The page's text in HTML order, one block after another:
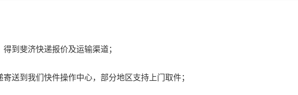
到斐济快递报价及运输渠道；
送到我们快件操作中心，部分地区支持上门取件；